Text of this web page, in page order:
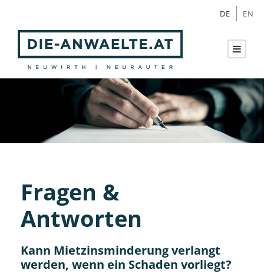
DE EN
Fragen &
Antworten
Kann Mietzinsminderung verlangt
werden, wenn ein Schaden vorliegt?